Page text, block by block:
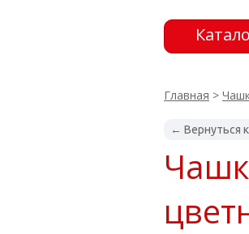
Главная >
← Вернуться